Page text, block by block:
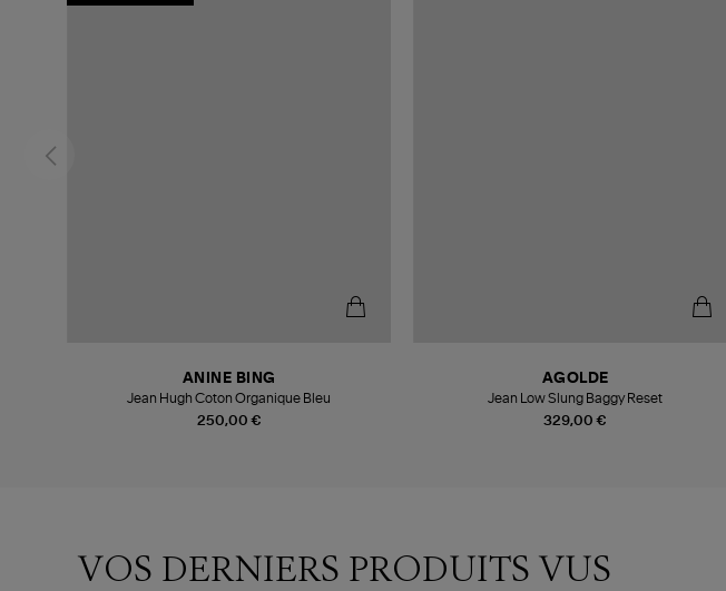
250,00 €
ANINE BING
Jean Hugh Coton Organique Bleu
329,00 €
AGOLDE
Jean Low Slung Baggy Reset
VOS DERNIERS PRODUITS VUS